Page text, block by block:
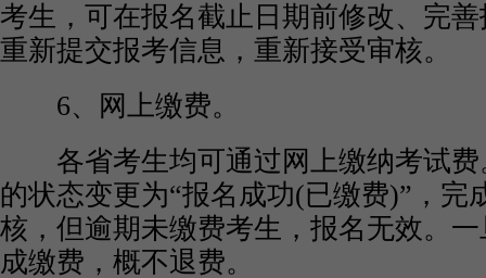
考生，可在报名截止日期前修改、完
重新提交报考信息，重新接受审核。
6、网上缴费。
各省考生均可通过网上缴纳考试费
的状态变更为“报名成功(已缴费)”，完
核，但逾期未缴费考生，报名无效。
成缴费，概不退费。